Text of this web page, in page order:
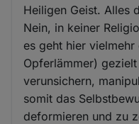
Heiligen Geist. Alles
Nein, in keiner
es geht hier
Opferlämmer)
verunsichern,
somit das
deformieren und zu